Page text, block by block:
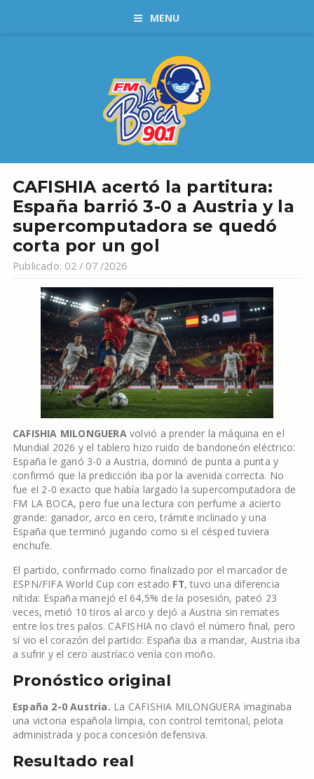
MENU
CAFISHIA acertó la partitura:
España barrió 3-0 a Austria y la
supercomputadora se quedó
corta por un gol
Publicado: 02 / 07 /2026
CAFISHIA MILONGUERAvolvió a prender la máquina en el
Mundial 2026 y el tablero hizo ruido de bandoneón eléctrico:
España le ganó 3-0 a Austria, dominó de punta a punta y
confirmó que la predicción iba por la avenida correcta. No
fue el 2-0 exacto que había largado la supercomputadora de
FM LA BOCA, pero fue una lectura con perfume a acierto
grande: ganador, arco en cero, trámite inclinado y una
España que terminó jugando como si el césped tuviera
enchufe.
El partido, confirmado como finalizado por el marcador de
ESPN/FIFA World Cup con estado FT, tuvo una diferencia
nítida: España manejó el 64,5% de la posesión, pateó 23
veces, metió 10 tiros al arco y dejó a Austria sin remates
entre los tres palos. CAFISHIA no clavó el número final, pero
sí vio el corazón del partido: España iba a mandar, Austria iba
a sufrir y el cero austríaco venía con moño.
Pronóstico original
España 2-0 Austria. La CAFISHIA MILONGUERA imaginaba
una victoria española limpia, con control territorial, pelota
administrada y poca concesión defensiva.
Resultado real